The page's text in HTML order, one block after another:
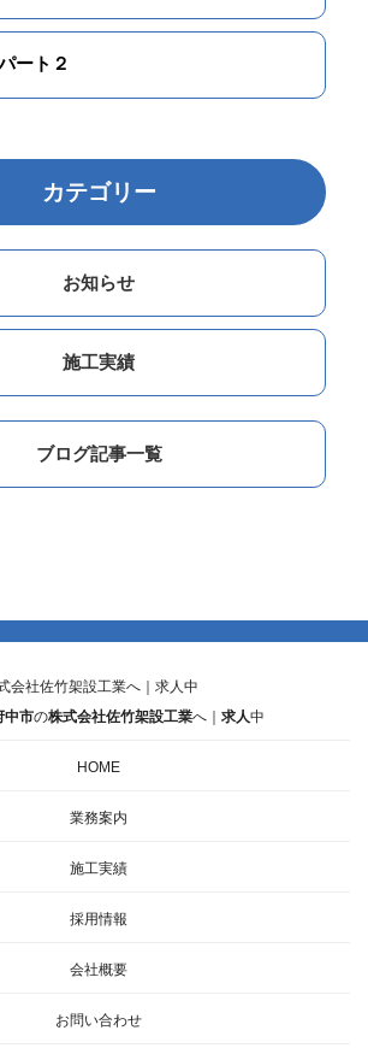
ート２
カテゴリー
お知らせ
施工実績
ブログ記事一覧
中市の株式会社佐竹架設工業へ｜ 求人中
HOME
業務案内
施工実績
採用情報
会社概要
お問い合わせ